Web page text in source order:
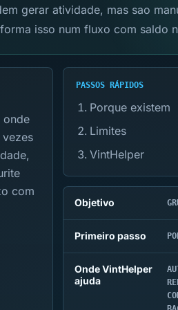
gerar atividade, mas sao
isso num fluxo com saldo
onde
com
PASSOS RÁPIDOS
Porque existem
Limites
VintHelper
Objetivo
Primeiro passo
Onde VintHelper
ajuda